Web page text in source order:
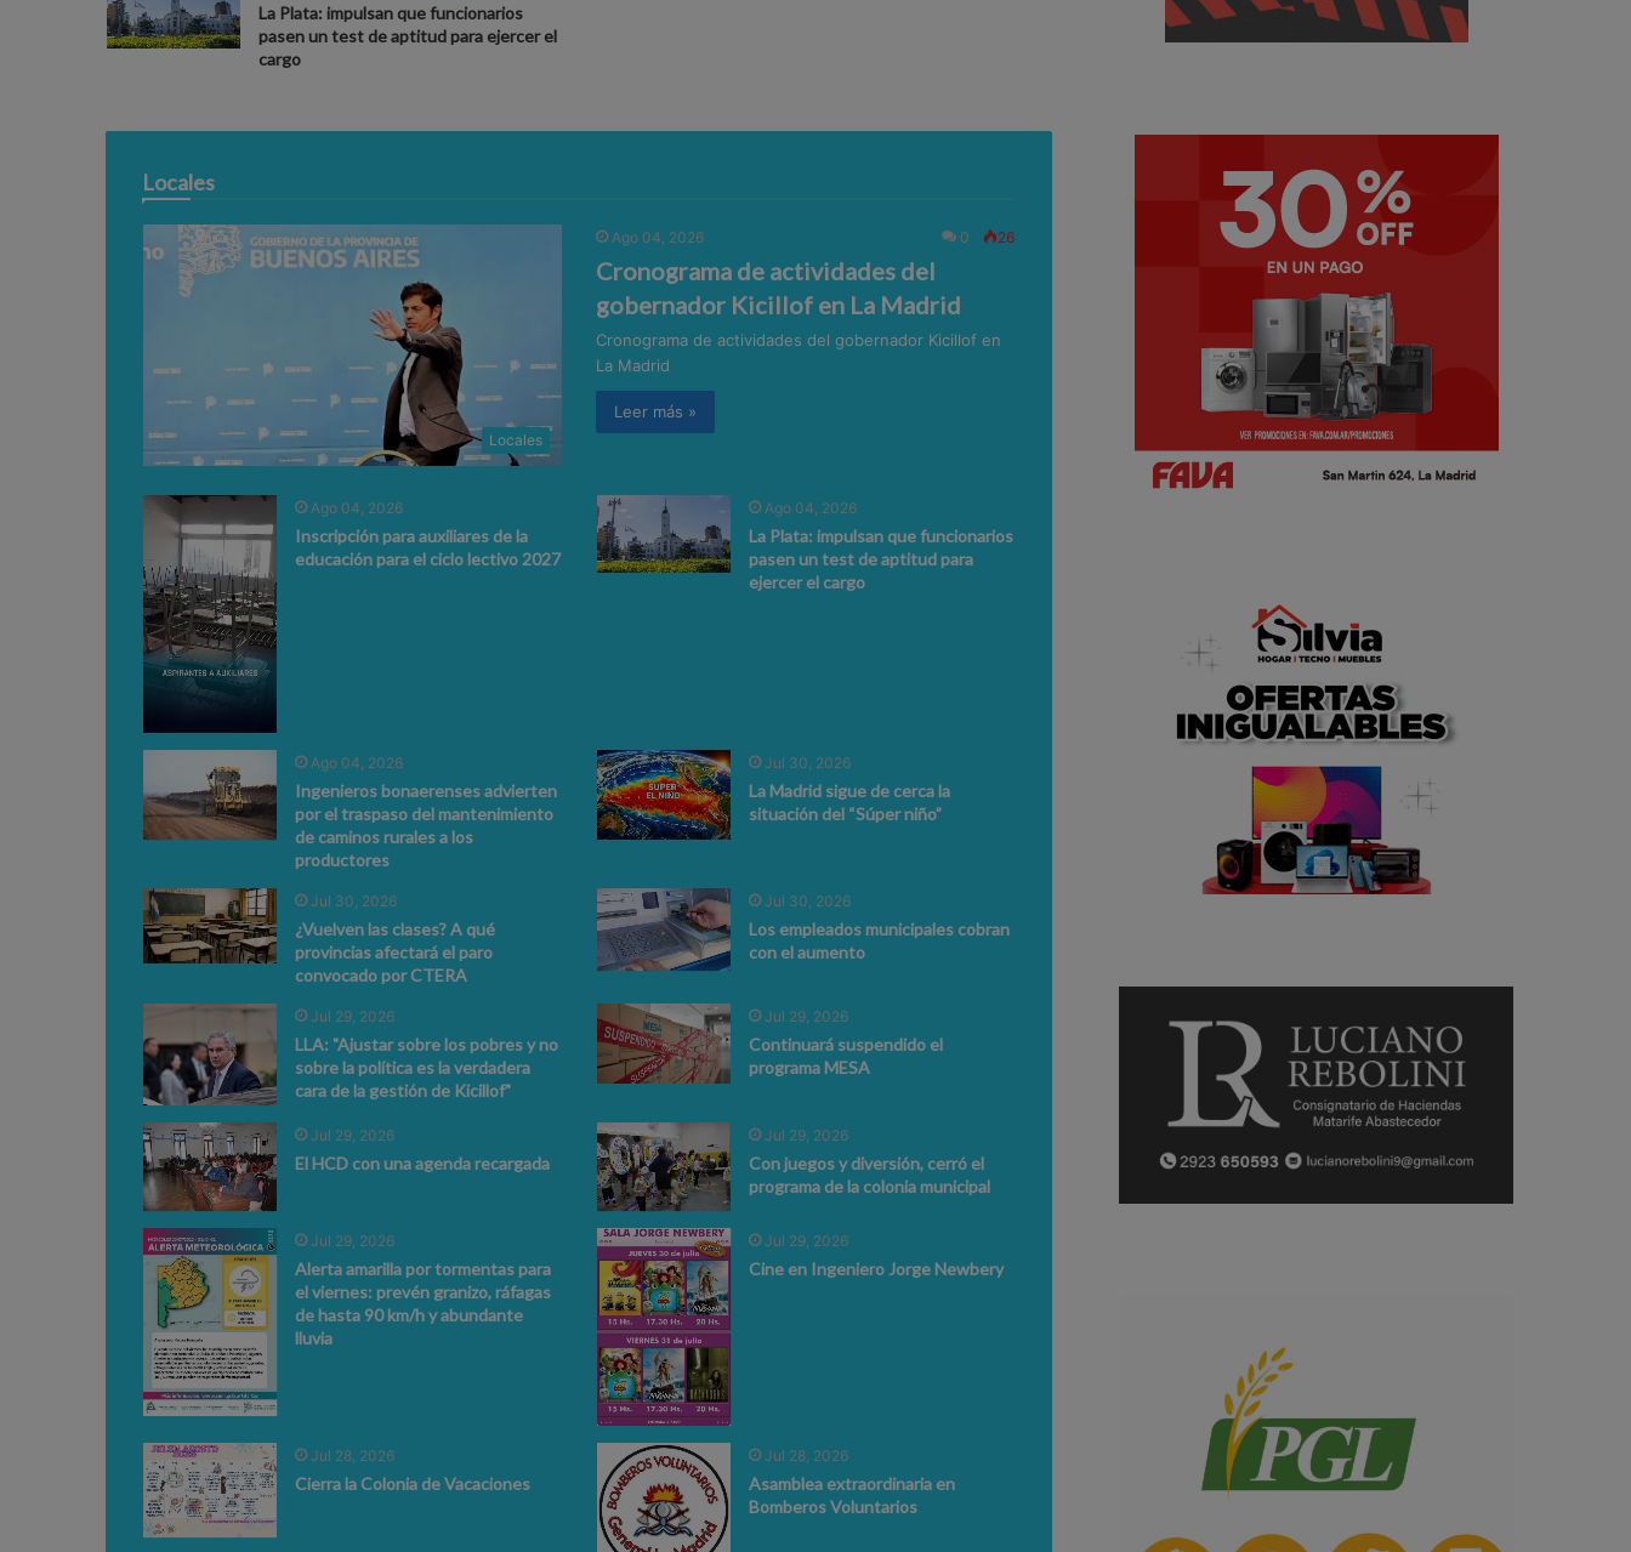
La Plata: impulsan que funcionarios
pasen un test de aptitud para ejercer el
cargo
Locales
Locales
Ago 04, 2026 0 26
Cronograma de actividades del
gobernador Kicillof en La Madrid
Cronograma de actividades del gobernador Kicillof en
La Madrid
Leer más »
Ago 04, 2026
Inscripción para auxiliares de la
educación para el ciclo lectivo 2027
Ago 04, 2026
La Plata: impulsan que funcionarios
pasen un test de aptitud para
ejercer el cargo
Ago 04, 2026
Ingenieros bonaerenses advierten
por el traspaso del mantenimiento
de caminos rurales a los
productores
Jul 30, 2026
La Madrid sigue de cerca la
situación del “Súper niño”
Jul 30, 2026
¿Vuelven las clases? A qué
provincias afectará el paro
convocado por CTERA
Jul 30, 2026
Los empleados municipales cobran
con el aumento
Jul 29, 2026
LLA: "Ajustar sobre los pobres y no
sobre la política es la verdadera
cara de la gestión de Kicillof"
Jul 29, 2026
Continuará suspendido el
programa MESA
Jul 29, 2026
El HCD con una agenda recargada
Jul 29, 2026
Con juegos y diversión, cerró el
programa de la colonia municipal
Jul 29, 2026
Alerta amarilla por tormentas para
el viernes: prevén granizo, ráfagas
de hasta 90 km/h y abundante
lluvia
Jul 29, 2026
Cine en Ingeniero Jorge Newbery
Jul 28, 2026
Cierra la Colonia de Vacaciones
Jul 28, 2026
Asamblea extraordinaria en
Bomberos Voluntarios